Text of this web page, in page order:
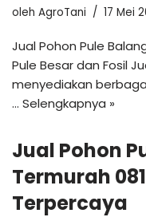
oleh AgroTani 17 Mei
Jual Pohon Pule
Pule Besar dan Fosil
menyediakan
… Selengkapnya »
Jual Pohon
Termurah
Terpercaya